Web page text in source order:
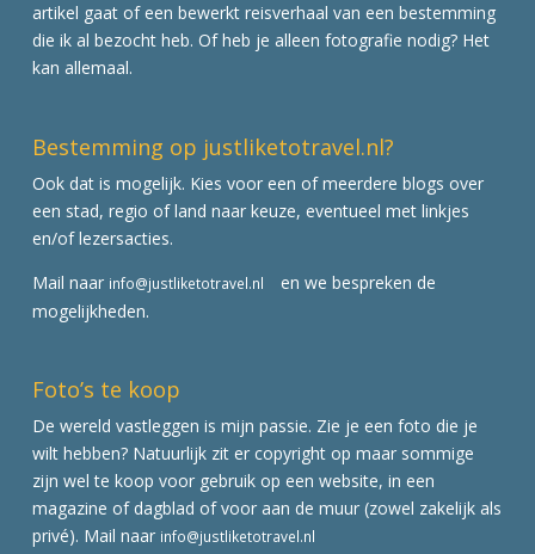
artikel gaat of een bewerkt reisverhaal van een bestemming
die ik al bezocht heb. Of heb je alleen fotografie nodig? Het
kan allemaal.
Bestemming op justliketotravel.nl?
Ook dat is mogelijk. Kies voor een of meerdere blogs over
een stad, regio of land naar keuze, eventueel met linkjes
en/of lezersacties.
Mail naar info@justliketotravel.nl
en we bespreken de
mogelijkheden.
Foto’s te koop
De wereld vastleggen is mijn passie. Zie je een foto die je
wilt hebben? Natuurlijk zit er copyright op maar sommige
zijn wel te koop voor gebruik op een website, in een
magazine of dagblad of voor aan de muur (zowel zakelijk als
privé). Mail naar info@justliketotravel.nl